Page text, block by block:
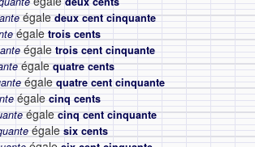
égaledeux cent cinquante
égale trois cents
égale trois cent cinquante
égalequatre cents
égale quatre cent cinquante
égale cinq cents
égalecinq cent cinquante
égale six cents